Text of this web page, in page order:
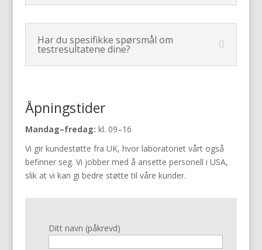
Har du spesifikke spørsmål om
testresultatene dine?
Åpningstider
Mandag–fredag: kl. 09–16
Vi gir kundestøtte fra UK, hvor laboratoriet vårt også
befinner seg. Vi jobber med å ansette personell i USA,
slik at vi kan gi bedre støtte til våre kunder.
Ditt navn (påkrevd)